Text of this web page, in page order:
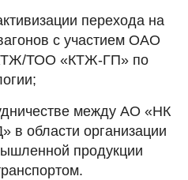
перехода на
с участием ОАО
ТОО «КТЖ-ГП» по
между АО «НК
области организации
продукции